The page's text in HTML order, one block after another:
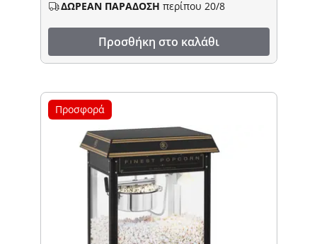
ΔΩΡΕΑΝ ΠΑΡΑΔΟΣΗ περίπου 20/8
Προσθήκη στο καλάθι
Προσφορά